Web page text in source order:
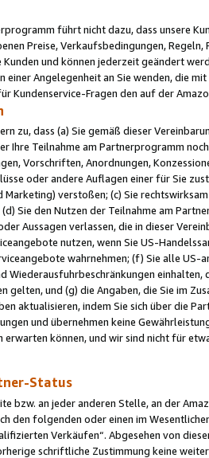
führt nicht dazu, dass unsere
Preise, Verkaufsbedingungen,
und können jederzeit geändert
einer Angelegenheit an Sie wenden, die
Kundenservice-Fragen den auf der
zu, dass (a) Sie gemäß dieser
Ihre Teilnahme am Partnerprogramm
Vorschriften, Anordnungen,
oder andere Auflagen einer für Sie
Marketing) verstoßen; (c) Sie
Sie den Nutzen der Teilnahme am
Aussagen verlassen, die in dieser
nutzen, wenn Sie US-
wahrnehmen; (f) Sie alle
Wiederausfuhrbeschränkungen
gelten, und (g) die Angaben, die Sie im
aktualisieren, indem Sie sich über die
und übernehmen keine
können, und wir sind nicht für
Status
bzw. an jeder anderen Stelle, an der
den folgenden oder einen im
Verkäufen“. Abgesehen von
schriftliche Zustimmung keine